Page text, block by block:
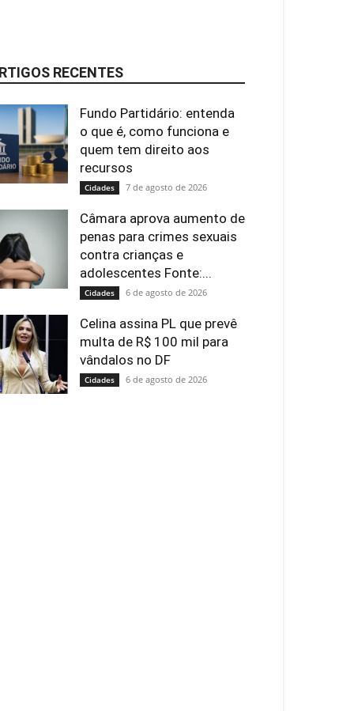
RECENTES
Fundo Partidário: entenda
o que é, como funciona e
quem tem direito aos
recursos
Cidades 7 de agosto de 2026
Câmara aprova aumento de
penas para crimes sexuais
contra crianças e
adolescentes Fonte:...
Cidades 6 de agosto de 2026
Celina assina PL que prevê
multa de R$ 100 mil para
vândalos no DF
Cidades 6 de agosto de 2026